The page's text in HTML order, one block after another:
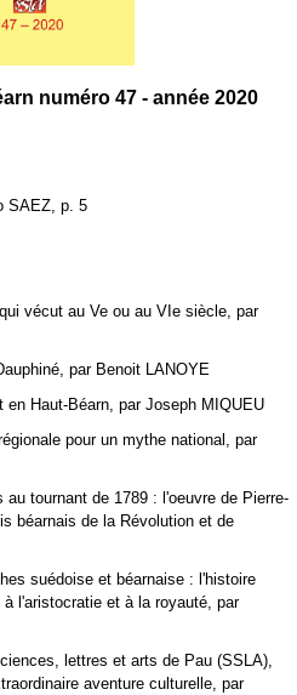
numéro 47 - année 2020
SAEZ, p. 5
vécut au Ve ou au VIe siècle, par
, par Benoit LANOYE
en Haut-Béarn, par Joseph MIQUEU
pour un mythe national, par
tournant de 1789 : l'oeuvre de Pierre-
béarnais de la Révolution et de
suédoise et béarnaise : l'histoire
l'aristocratie et à la royauté, par
lettres et arts de Pau (SSLA),
aventure culturelle, par